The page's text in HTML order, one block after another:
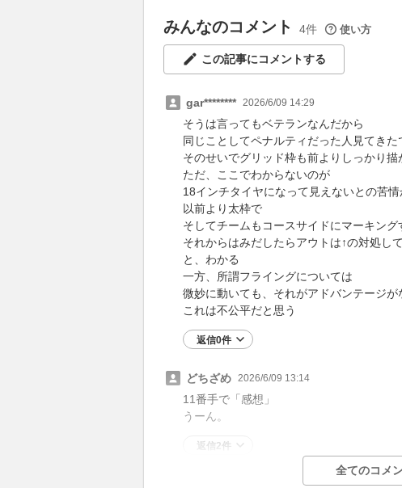
みんなのコメント 4件 使い方
この記事にコメントする
gar******** 2026/6/09 14:29
そうは言ってもベテランなんだから
同じことしてペナルティだった人見てきた
そのせいでグリッド枠も前よりしっかり描
ただ、ここでわからないのが
18インチタイヤになって見えないとの苦情
以前より太枠で
そしてチームもコースサイドにマーキング
それからはみだしたらアウトは↑の対処し
と、わかる
一方、所謂フライングについては
微妙に動いても、それがアドバンテージ
これは不公平だと思う
返信0件
どちざめ 2026/6/09 13:14
11番手で「感想」
うーん。
返信2件
全てのコメ